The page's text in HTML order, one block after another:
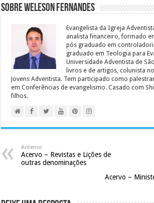
Sobre Weleson Fernandes
Evangelista da Igreja
analista financeiro, formado
pós graduado em
graduado em Teologia para
Universidade Adventista de
livros e de artigos, colunista
Jovens Adventista. Tem participado como
em Conferências de evangelismo. Casado com
filhos.
Anterior
Acervo – Revistas e Lições de
outras denominações
Acervo –